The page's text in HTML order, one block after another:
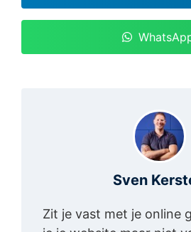
Sven
Zit je vast met je online